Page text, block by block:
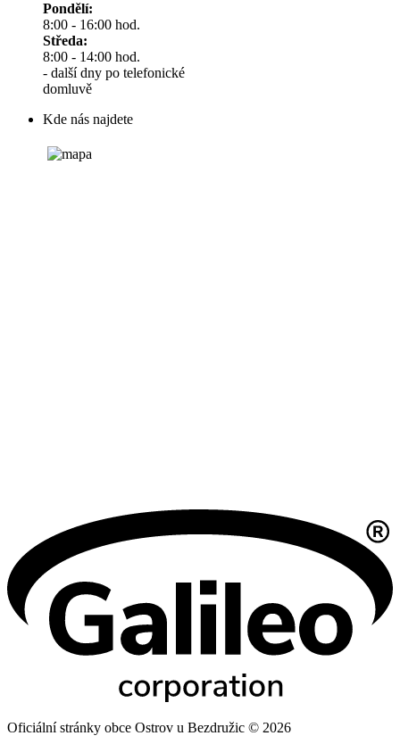
Pondělí:
8:00 - 16:00 hod.
Středa:
8:00 - 14:00 hod.
- další dny po telefonické
domluvě
Kde nás najdete
Oficiální stránky obce Ostrov u Bezdružic © 2026